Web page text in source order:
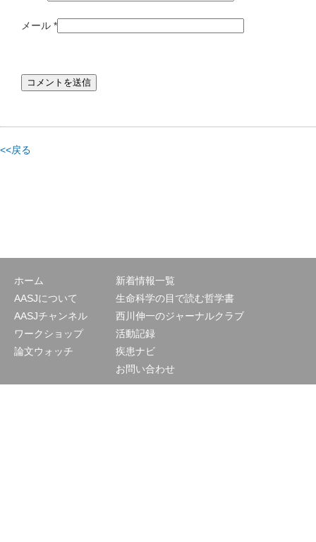
メール *
<<戻る
ホーム
AASJについて
AASJチャンネル
ワークショップ
論文ウォッチ
新着情報一覧
生命科学の目で読む哲学書
西川伸一のジャーナルクラブ
活動記録
疾患ナビ
お問い合わせ